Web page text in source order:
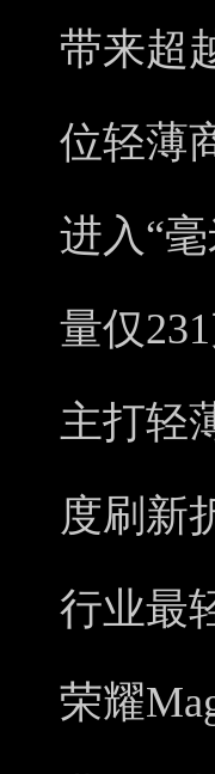
带来超
位轻薄
进入“
量仅
主打轻
度刷新
行业最
荣耀